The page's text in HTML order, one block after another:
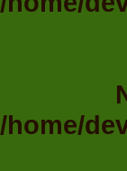
/home/